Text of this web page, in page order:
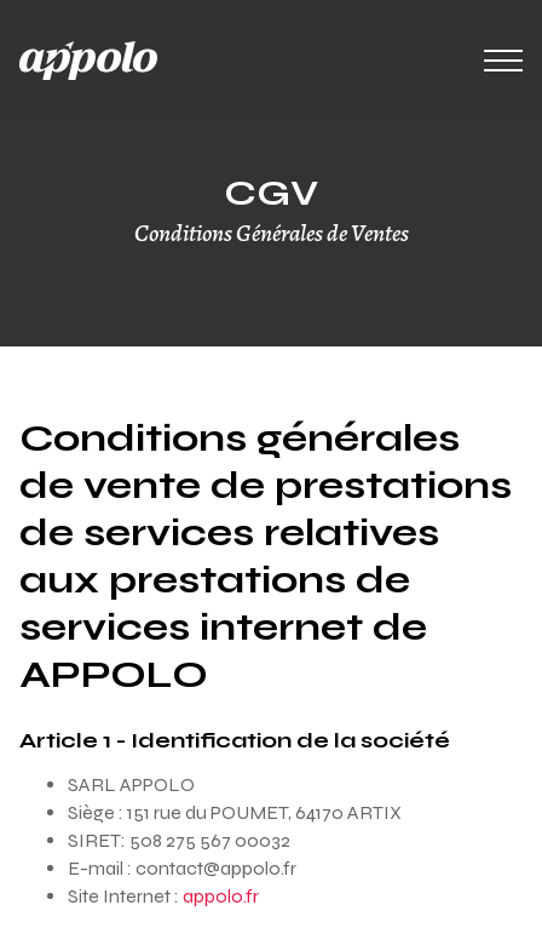
CGV
Conditions Générales de Ventes
Conditions générales
de vente de prestations
de services relatives
aux prestations de
services internet de
APPOLO
Article 1 - Identification de la société
SARL APPOLO
Siège : 151 rue du POUMET, 64170 ARTIX
SIRET: 508 275 567 00032
E-mail : contact@appolo.fr
Site Internet : appolo.fr